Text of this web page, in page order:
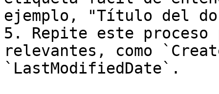
ejemplo, "Título del
5. Repite este proceso
relevantes, como
`LastModifiedDate`.